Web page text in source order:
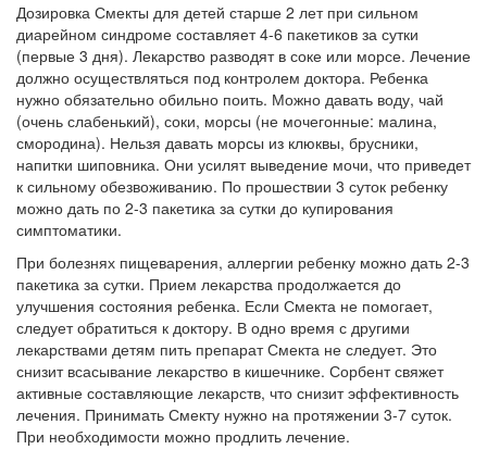
Дозировка Смекты для детей старше 2 лет при сильном
диарейном синдроме составляет 4-6 пакетиков за сутки
(первые 3 дня). Лекарство разводят в соке или морсе. Лечение
должно осуществляться под контролем доктора. Ребенка
нужно обязательно обильно поить. Можно давать воду, чай
(очень слабенький), соки, морсы (не мочегонные: малина,
смородина). Нельзя давать морсы из клюквы, брусники,
напитки шиповника. Они усилят выведение мочи, что приведет
к сильному обезвоживанию. По прошествии 3 суток ребенку
можно дать по 2-3 пакетика за сутки до купирования
симптоматики.
При болезнях пищеварения, аллергии ребенку можно дать 2-3
пакетика за сутки. Прием лекарства продолжается до
улучшения состояния ребенка. Если Смекта не помогает,
следует обратиться к доктору. В одно время с другими
лекарствами детям пить препарат Смекта не следует. Это
снизит всасывание лекарство в кишечнике. Сорбент свяжет
активные составляющие лекарств, что снизит эффективность
лечения. Принимать Смекту нужно на протяжении 3-7 суток.
При необходимости можно продлить лечение.